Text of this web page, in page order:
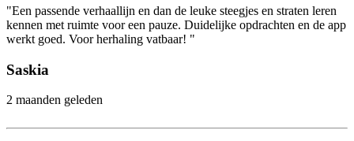
"Een passende verhaallijn en dan de leuke steegjes en straten leren
kennen met ruimte voor een pauze. Duidelijke opdrachten en de app
werkt goed. Voor herhaling vatbaar! "
Saskia
2 maanden geleden